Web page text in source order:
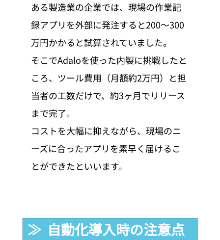
ある製造業の企業では、現場の作業記
録アプリを外部に発注すると200〜300
万円かかると試算されていました。
そこでAdaloを使った内製に挑戦したと
ころ、ツール費用（月額約2万円）と担
当者の工数だけで、約3ヶ月でリリース
まで完了。
コストを大幅に抑えながら、現場のニ
ーズに合ったアプリを素早く届けるこ
とができたといいます。
≫  自動化導入時の注意点